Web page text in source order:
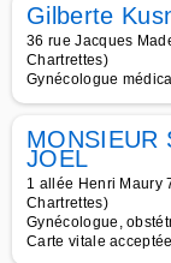
Gilberte
36 rue Jacques
Chartrettes)
Gynécologue
MONSIEUR
JOEL
1 allée Henri Maury
Chartrettes)
Gynécologue,
Carte vitale